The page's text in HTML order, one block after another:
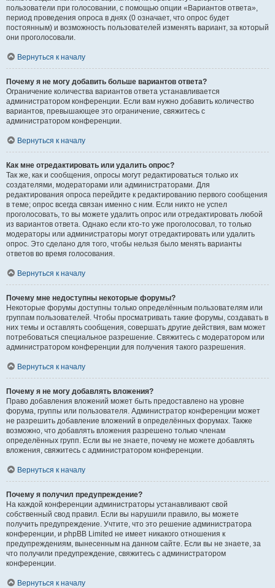
пользователи при голосовании, с помощью опции «Вариантов ответа»,
период проведения опроса в днях (0 означает, что опрос будет
постоянным) и возможность пользователей изменять вариант, за который
они проголосовали.
Вернуться к началу
Почему я не могу добавить больше вариантов ответа?
Ограничение количества вариантов ответа устанавливается
администратором конференции. Если вам нужно добавить количество
вариантов, превышающее это ограничение, свяжитесь с
администратором конференции.
Вернуться к началу
Как мне отредактировать или удалить опрос?
Так же, как и сообщения, опросы могут редактироваться только их
создателями, модераторами или администраторами. Для
редактирования опроса перейдите к редактированию первого сообщения
в теме; опрос всегда связан именно с ним. Если никто не успел
проголосовать, то вы можете удалить опрос или отредактировать любой
из вариантов ответа. Однако если кто-то уже проголосовал, то только
модераторы или администраторы могут отредактировать или удалить
опрос. Это сделано для того, чтобы нельзя было менять варианты
ответов во время голосования.
Вернуться к началу
Почему мне недоступны некоторые форумы?
Некоторые форумы доступны только определённым пользователям или
группам пользователей. Чтобы просматривать такие форумы, создавать в
них темы и оставлять сообщения, совершать другие действия, вам может
потребоваться специальное разрешение. Свяжитесь с модератором или
администратором конференции для получения такого разрешения.
Вернуться к началу
Почему я не могу добавлять вложения?
Право добавления вложений может быть предоставлено на уровне
форума, группы или пользователя. Администратор конференции может
не разрешить добавление вложений в определённых форумах. Также
возможно, что добавлять вложения разрешено только членам
определённых групп. Если вы не знаете, почему не можете добавлять
вложения, свяжитесь с администратором конференции.
Вернуться к началу
Почему я получил предупреждение?
На каждой конференции администраторы устанавливают свой
собственный свод правил. Если вы нарушили правило, вы можете
получить предупреждение. Учтите, что это решение администратора
конференции, и phpBB Limited не имеет никакого отношения к
предупреждениям, вынесенным на данном сайте. Если вы не знаете, за
что получили предупреждение, свяжитесь с администратором
конференции.
Вернуться к началу